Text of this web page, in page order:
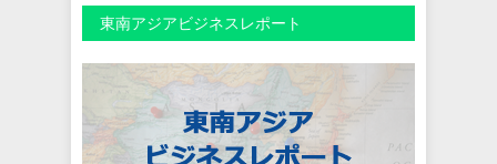
東南アジアビジネスレポート